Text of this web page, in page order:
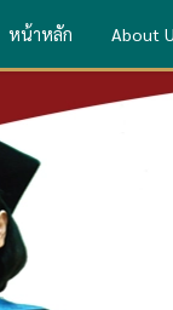
หน้าหลัก About